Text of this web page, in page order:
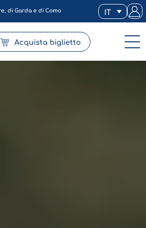
di Garda e di Como IT
Acquista biglietto